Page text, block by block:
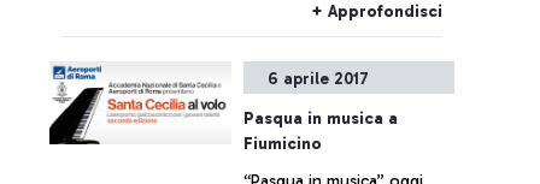
+ Approfondisci
6 aprile 2017
Pasqua in musica a
Fiumicino